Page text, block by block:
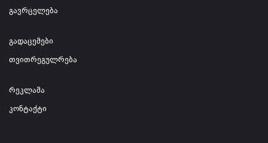
გავრცელება
გადაცემები
თვითრეგულრება
რეკლამა
კონტაქტი